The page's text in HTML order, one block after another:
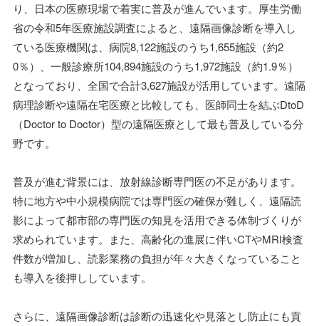
り、日本の医療現場で着実に普及が進んでいます。厚生労働
省の令和5年医療施設調査によると、遠隔画像診断を導入し
ている医療機関は、病院8,122施設のうち1,655施設（約2
0％）、一般診療所104,894施設のうち1,972施設（約1.9％）
となっており、全国で合計3,627施設が活用しています。遠隔
病理診断や遠隔在宅医療と比較しても、医師同士を結ぶDtoD
（Doctor to Doctor）型の遠隔医療として最も普及している分
野です。
普及が進む背景には、放射線診断専門医の不足があります。
特に地方や中小規模病院では専門医の確保が難しく、遠隔読
影によって都市部の専門医の知見を活用できる体制づくりが
求められています。また、高齢化の進展に伴いCTやMRI検査
件数が増加し、読影業務の負担が年々大きくなっていること
も導入を後押ししています。
さらに、遠隔画像診断は診断の迅速化や見落とし防止にも貢